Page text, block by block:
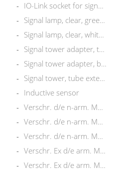
IO-Link socket for signal lamp
Signal lamp, clear, green LED
Signal lamp, clear, white LED
Signal tower adapter, tube
Signal tower adapter, base
Signal tower, tube extension
Inductive sensor
Verschr. d/e n-arm. M16 Mes-Ni
Verschr. d/e n-arm. M20 Mes-Ni
Verschr. d/e n-arm. M20 SS316
Verschr. Ex d/e arm. M20S MeNi
Verschr. Ex d/e arm. M25S MeNi